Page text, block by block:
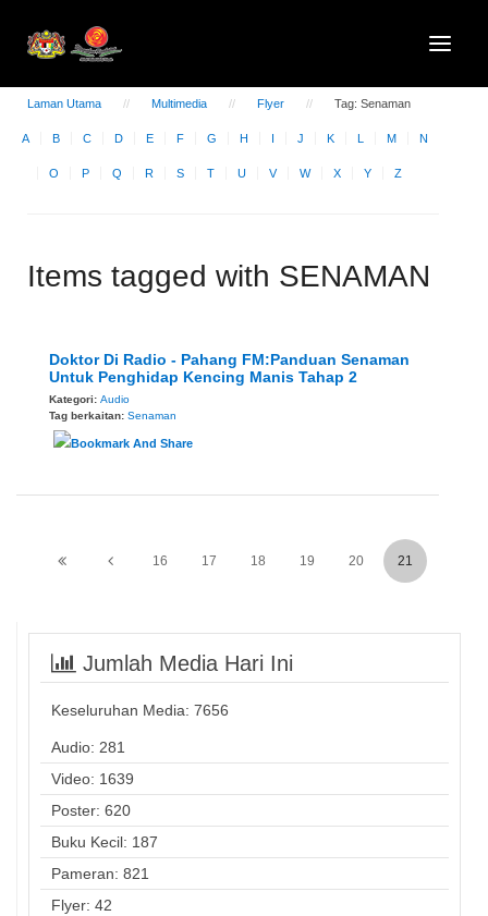
Laman Utama Multimedia Flyer Tag: Senaman
A B C D E F G H I J K L M N
O P Q R S T U V W X Y Z
Items tagged with SENAMAN
Doktor Di Radio - Pahang FM:Panduan Senaman
Untuk Penghidap Kencing Manis Tahap 2
Kategori: Audio
Tag berkaitan: Senaman
16 17 18 19 20 21
Jumlah Media Hari Ini
Keseluruhan Media: 7656
Audio: 281
Video: 1639
Poster: 620
Buku Kecil: 187
Pameran: 821
Flyer: 42